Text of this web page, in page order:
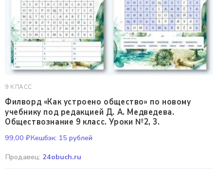
9 КЛАСС
Филворд «Как устроено общество» по новому
учебнику под редакцией Д. А. Медведева.
Обществознание 9 класс. Уроки №2, 3.
99,00 ₽Кешбэк: 15 рублей
Продавец: 24obuch.ru